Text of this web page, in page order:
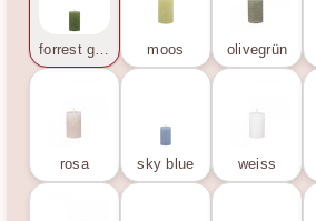
moos olivegrün
rosa sky blue weiss